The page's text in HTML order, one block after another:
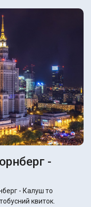
-
- Калуш то
квиток.